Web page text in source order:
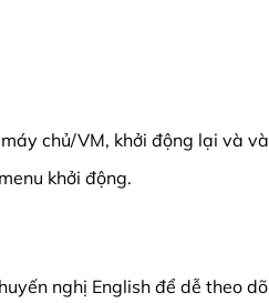
chủ/VM, khởi động lại và
khởi động.
nghị English để dễ theo